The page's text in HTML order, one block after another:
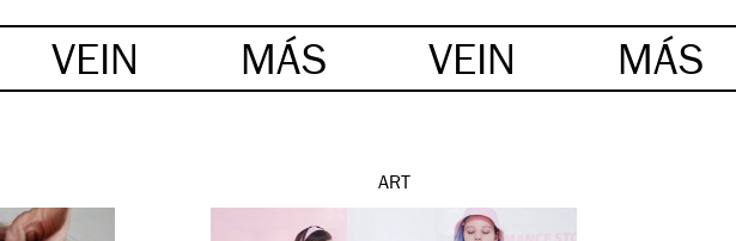
VEIN MÁS VEIN MÁS
ART